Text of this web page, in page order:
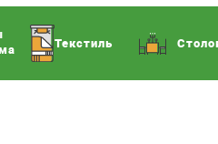
Текстиль